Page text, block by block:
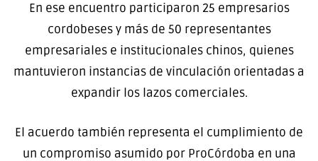
En ese encuentro participaron 25 empresarios
cordobeses y más de 50 representantes
empresariales e institucionales chinos, quienes
mantuvieron instancias de vinculación orientadas a
expandir los lazos comerciales.
El acuerdo también representa el cumplimiento de
un compromiso asumido por ProCórdoba en una